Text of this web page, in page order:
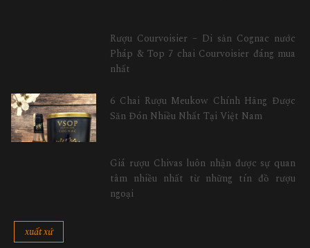
Rượu Courvoisier – Di sản Cognac nước
Pháp & Top 7 chai Courvoisier đáng mua
nhất
6 Chai Rượu Meukow Chính Hãng Được
Săn Đón Nhiều Nhất Tại Việt Nam
Giá rượu Chivas luôn nhận được sự quan
tâm nhiều nhất từ những tín đồ rượu
ngoại
xuất xứ